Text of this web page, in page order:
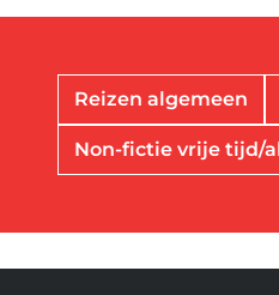
Reizen algemeen
Non-fictie vrije tijd/